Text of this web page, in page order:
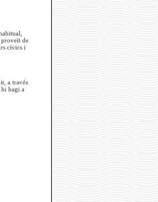
proveït de
cívics i
a través
hi hagi a